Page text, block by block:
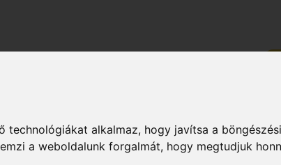
technológiákat alkalmaz, hogy javítsa a
a weboldalunk forgalmát, hogy megtudjuk